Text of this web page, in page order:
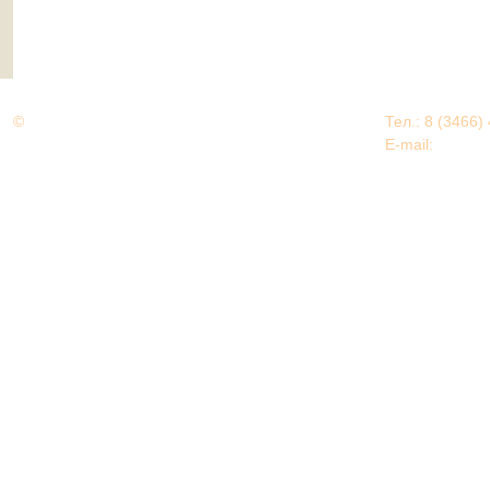
©
Тел.: 8 (3466)
E-mail: